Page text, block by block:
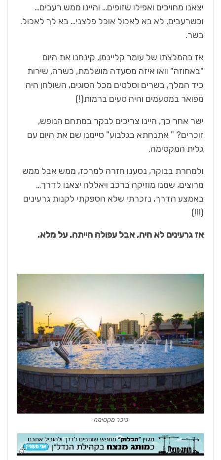
יצאנו מחויכים ואפילו שזופים… והיינו ממש רעבים…
וכשרעבים, לא בא לאכול אוכל פלצני… בא לך לאכול.
בשר.
אז בהמלצתו של עומר קליינמן, קינחנו את היום
"באחוזה" וואו איזה מסעדה מושלמת, כשרה, שירות
כיד המלך, בשרים וסלטים מכל הסוגים, השולחן היה
מפואר במטעמים והיה טעים ברמות(!)
ישר אחר כך, היינו צריכים לבקר במתחם הנופש,
זוכרים? " אתנחתא בגלבוע" סיימנו שם את היום עם
גלית המקסימה.
ולמחרת בבוקר, נסענו חזרה למרכז, ממש אבל ממש
מרוצים, שמנו מוזיקה ברכב ויאללה יצאנו לדרך…
באמצע הדרך, נזכרתי שלא הספקתי לקנות גרעינים
(!!!)
אז גרעינים לא היה, אבל עפולה הייתה. על מלא.
כיכר מקסימה